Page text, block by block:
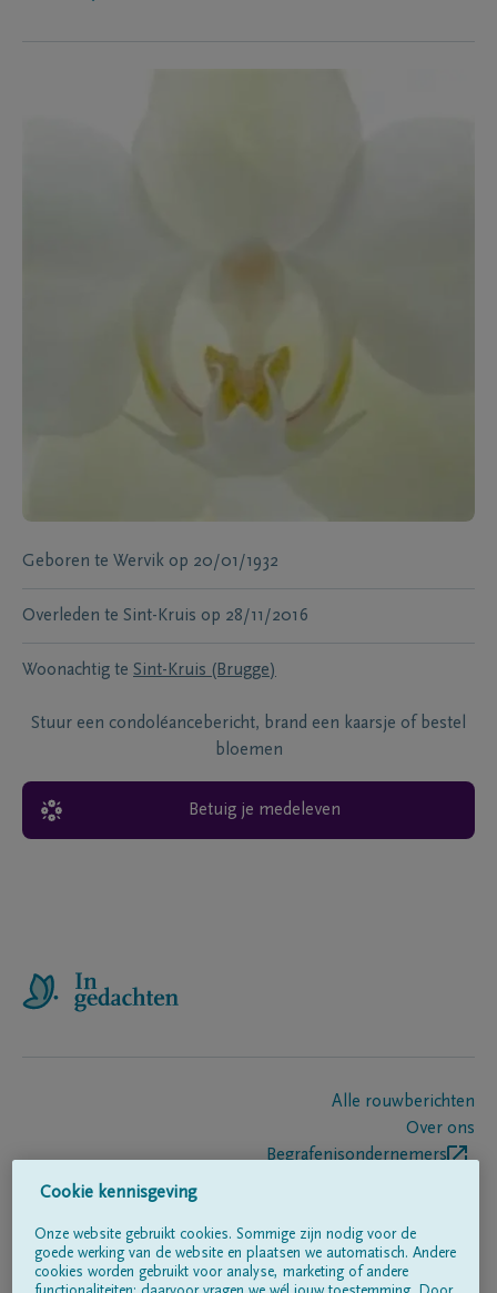
Geboren te Wervik op 20/01/1932
Overleden te Sint-Kruis op 28/11/2016
Woonachtig te Sint-Kruis (Brugge)
Stuur een condoléancebericht, brand een kaarsje of bestel
bloemen
Betuig je medeleven
Alle rouwberichten
Over ons
Begrafenisondernemers
Volg ons op
Cookie kennisgeving
Onze website gebruikt cookies. Sommige zijn nodig voor de
goede werking van de website en plaatsen we automatisch. Andere
cookies worden gebruikt voor analyse, marketing of andere